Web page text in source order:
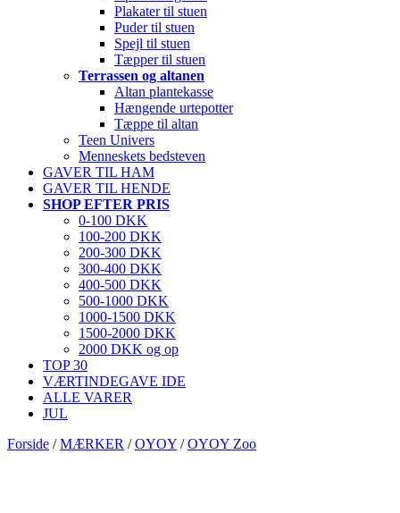
Plakater til stuen
Puder til stuen
Spejl til stuen
Tæpper til stuen
Terrassen og altanen
Altan plantekasse
Hængende urtepotter
Tæppe til altan
Teen Univers
Menneskets bedsteven
GAVER TIL HAM
GAVER TIL HENDE
SHOP EFTER PRIS
0-100 DKK
100-200 DKK
200-300 DKK
300-400 DKK
400-500 DKK
500-1000 DKK
1000-1500 DKK
1500-2000 DKK
2000 DKK og op
TOP 30
VÆRTINDEGAVE IDE
ALLE VARER
JUL
Forside /MÆRKER /OYOY /OYOY Zoo